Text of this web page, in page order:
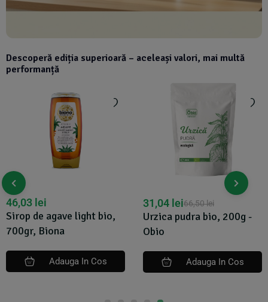
Descoperă ediția superioară – aceleași valori, mai multă
performanță
Sirop de agave light bio,
700gr, Biona
46,03 lei
Adauga In Cos
Urzica pudra bio, 200g -
Obio
66,50lei
31,04 lei
Adauga In Cos